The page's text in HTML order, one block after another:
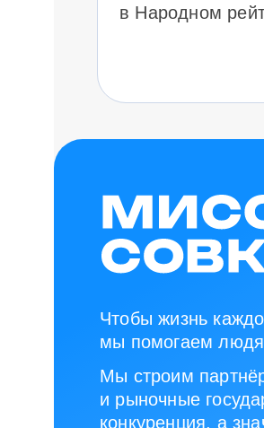
в Народном
Чтобы жизнь
мы помогаем
Мы строим
и рыночные
конкуренция, а